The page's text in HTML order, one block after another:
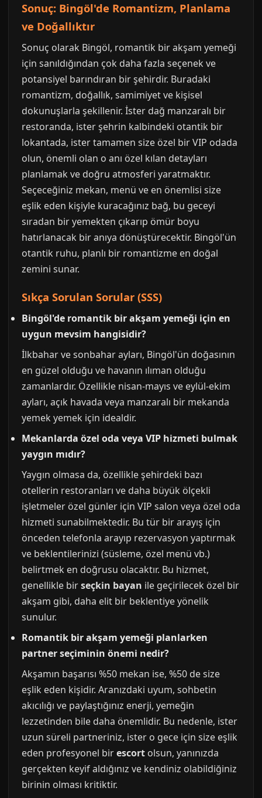
Sonuç: Bingöl'de Romantizm, Planlama
ve Doğallıktır
Sonuç olarak Bingöl, romantik bir akşam yemeği
için sanıldığından çok daha fazla seçenek ve
potansiyel barındıran bir şehirdir. Buradaki
romantizm, doğallık, samimiyet ve kişisel
dokunuşlarla şekillenir. İster dağ manzaralı bir
restoranda, ister şehrin kalbindeki otantik bir
lokantada, ister tamamen size özel bir VIP odada
olun, önemli olan o anı özel kılan detayları
planlamak ve doğru atmosferi yaratmaktır.
Seçeceğiniz mekan, menü ve en önemlisi size
eşlik eden kişiyle kuracağınız bağ, bu geceyi
sıradan bir yemekten çıkarıp ömür boyu
hatırlanacak bir anıya dönüştürecektir. Bingöl'ün
otantik ruhu, planlı bir romantizme en doğal
zemini sunar.
Sıkça Sorulan Sorular (SSS)
Bingöl'de romantik bir akşam yemeği için en
uygun mevsim hangisidir?
İlkbahar ve sonbahar ayları, Bingöl'ün doğasının
en güzel olduğu ve havanın ılıman olduğu
zamanlardır. Özellikle nisan-mayıs ve eylül-ekim
ayları, açık havada veya manzaralı bir mekanda
yemek yemek için idealdir.
Mekanlarda özel oda veya VIP hizmeti bulmak
yaygın mıdır?
Yaygın olmasa da, özellikle şehirdeki bazı
otellerin restoranları ve daha büyük ölçekli
işletmeler özel günler için VIP salon veya özel oda
hizmeti sunabilmektedir. Bu tür bir arayış için
önceden telefonla arayıp rezervasyon yaptırmak
ve beklentilerinizi (süsleme, özel menü vb.)
belirtmek en doğrusu olacaktır. Bu hizmet,
genellikle birseçkin bayan ile geçirilecek özel bir
akşam gibi, daha elit bir beklentiye yönelik
sunulur.
Romantik bir akşam yemeği planlarken
partner seçiminin önemi nedir?
Akşamın başarısı %50 mekan ise, %50 de size
eşlik eden kişidir. Aranızdaki uyum, sohbetin
akıcılığı ve paylaştığınız enerji, yemeğin
lezzetinden bile daha önemlidir. Bu nedenle, ister
uzun süreli partneriniz, ister o gece için size eşlik
eden profesyonel birescort olsun, yanınızda
gerçekten keyif aldığınız ve kendiniz olabildiğiniz
birinin olması kritiktir.